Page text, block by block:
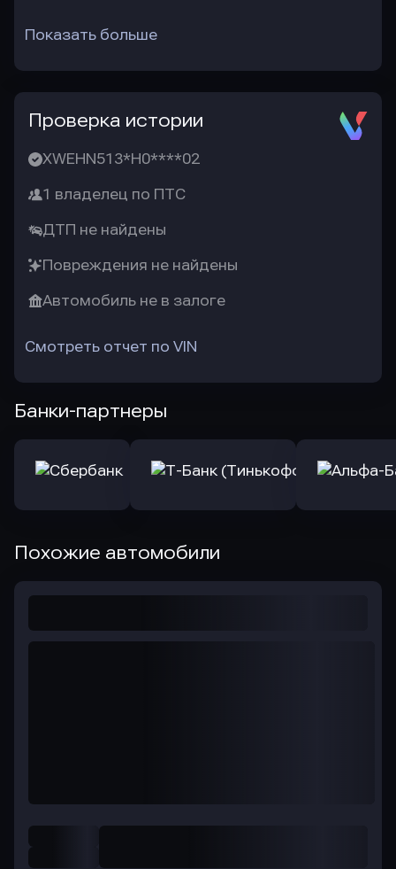
Показать больше
Проверка истории
XWEHN513*H0****02
1 владелец по ПТС
ДТП не найдены
Повреждения не найдены
Автомобиль не в залоге
Смотреть отчет по VIN
Банки-партнеры
Похожие автомобили